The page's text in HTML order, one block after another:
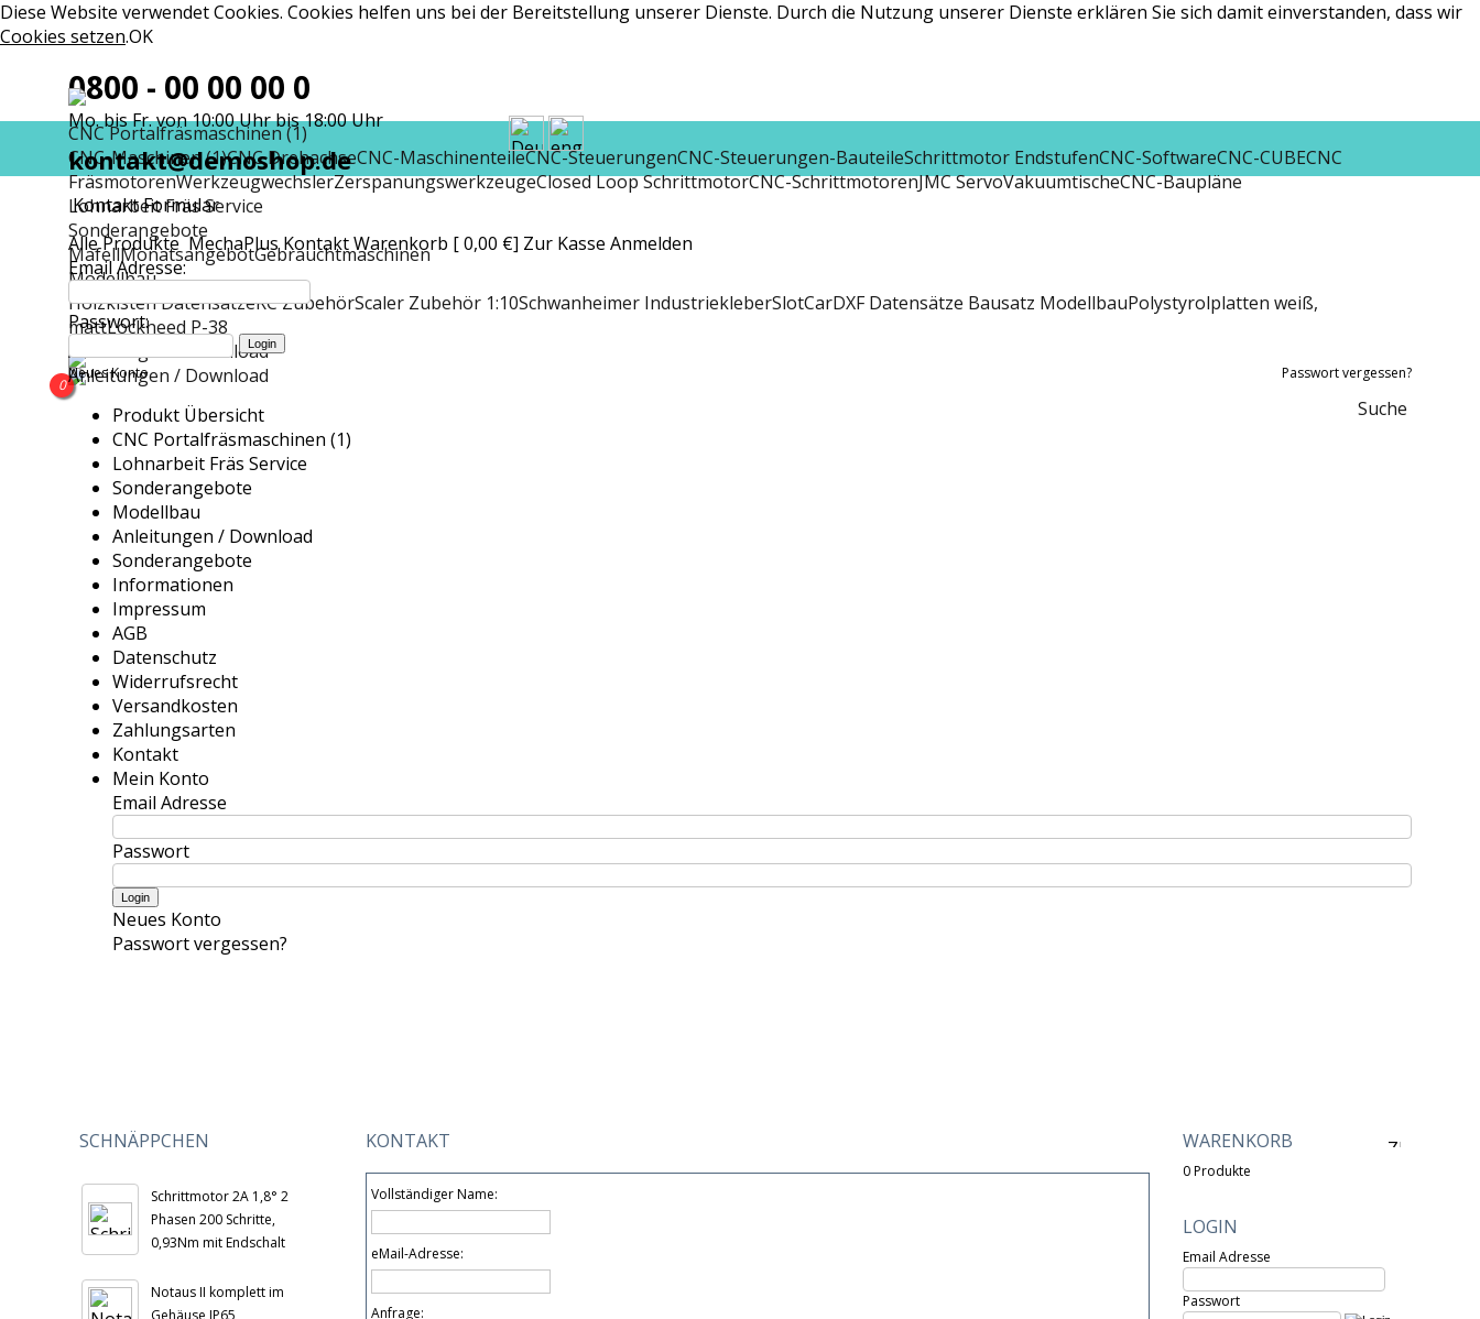
Diese Website verwendet Cookies. Cookies helfen uns bei der Bereitstellung unserer Dienste. Durch die Nutzung unserer Dienste erklären Sie sich damit einverstanden, dass wir
Cookies setzen.OK
CNC Portalfräsmaschinen (1)
CNC-Maschinen (1)CNC DrehachseCNC-MaschinenteileCNC-SteuerungenCNC-Steuerungen-BauteileSchrittmotor EndstufenCNC-SoftwareCNC-CUBECNC
FräsmotorenWerkzeugwechslerZerspanungswerkzeugeClosed Loop SchrittmotorCNC-SchrittmotorenJMC ServoVakuumtischeCNC-Baupläne
Lohnarbeit Fräs Service
Sonderangebote
MafellMonatsangebotGebrauchtmaschinen
Modellbau
Holzkisten DatensätzeRC ZubehörScaler Zubehör 1:10Schwanheimer IndustriekleberSlotCarDXF Datensätze Bausatz ModellbauPolystyrolplatten weiß,
mattLockheed P-38
Anleitungen / Download
Anleitungen / Download
Suche
0800 - 00 00 00 0
Mo. bis Fr. von 10:00 Uhr bis 18:00 Uhr
kontakt@demoshop.de
Kontakt Formular
Alle ProdukteMechaPlus KontaktWarenkorb [ 0,00 €] Zur Kasse Anmelden
Email Adresse:
Passwort:
Neues Konto Passwort vergessen?
0
Produkt Übersicht
CNC Portalfräsmaschinen (1)
Lohnarbeit Fräs Service
Sonderangebote
Modellbau
Anleitungen / Download
Sonderangebote
Informationen
Impressum
AGB
Datenschutz
Widerrufsrecht
Versandkosten
Zahlungsarten
Kontakt
Mein Konto
Email Adresse
Passwort
Neues Konto
Passwort vergessen?
SCHNÄPPCHEN
Schrittmotor 2A 1,8° 2
Phasen 200 Schritte,
0,93Nm mit Endschalt
Notaus II komplett im
Gehäuse IP65
KONTAKT
Vollständiger Name:
eMail-Adresse:
Anfrage:
WARENKORB
0 Produkte
LOGIN
Email Adresse
Passwort